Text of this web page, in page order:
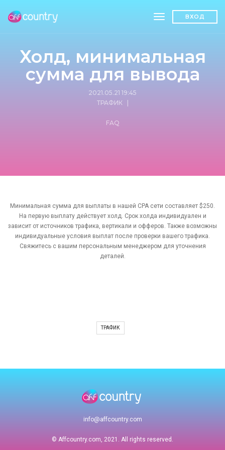
toggleВХОД
Холд, минимальная
сумма для вывода
2021.05.21 19:45
ТРАФИК|
FAQ
Минимальная сумма для выплаты в нашей CPA сети составляет $250.
На первую выплату действует холд. Срок холда индивидуален и
зависит от источников трафика, вертикали и офферов. Также возможны
индивидуальные условия выплат после проверки вашего трафика.
Свяжитесь с вашим персональным менеджером для уточнения
деталей.
ТРАФИК
info@affcountry.com
© Affcountry.com, 2021. All rights reserved.